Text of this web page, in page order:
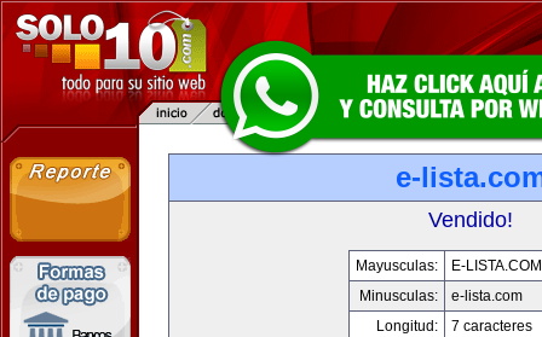
e-
Vendido!
Mayusculas:
E-LISTA.COM
Minusculas:
e-lista.com
Longitud:
7 caracteres